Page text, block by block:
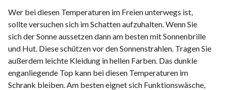
Wer bei diesen Temperaturen im Freien unterwegs ist,
sollte versuchen sich im Schatten aufzuhalten. Wenn Sie
sich der Sonne aussetzen dann am besten mit Sonnenbrille
und Hut. Diese schützen vor den Sonnenstrahlen. Tragen Sie
außerdem leichte Kleidung in hellen Farben. Das dunkle
enganliegende Top kann bei diesen Temperaturen im
Schrank bleiben. Am besten eignet sich Funktionswäsche,